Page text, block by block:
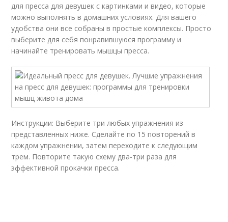
для пресса для девушек с картинками ивидео, которые
можно выполнять в домашних условиях. Для вашего
удобства они все собраны в простые комплексы. Просто
выберите для себя понравившуюся программу и
начинайте тренировать мышцы пресса.
Инструкции: Выберите три любых упражнения из
представленных ниже. Сделайте по 15 повторений в
каждом упражнении, затем переходите к следующим
трем. Повторите такую схему два-три раза для
эффективной прокачки пресса.